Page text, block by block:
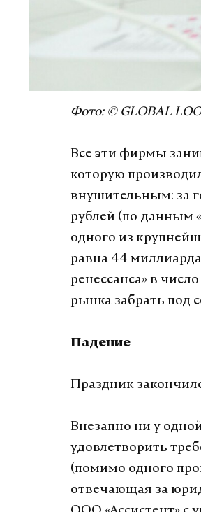
Фото: © GLOBAL
Все эти фирмы
которую
внушительным: за
рублей (по данным
одного из
равна 44
ренессанса» в
рынка забрать под
Падение
Праздник
Внезапно ни у
удовлетворить
(помимо одного
отвечающая за